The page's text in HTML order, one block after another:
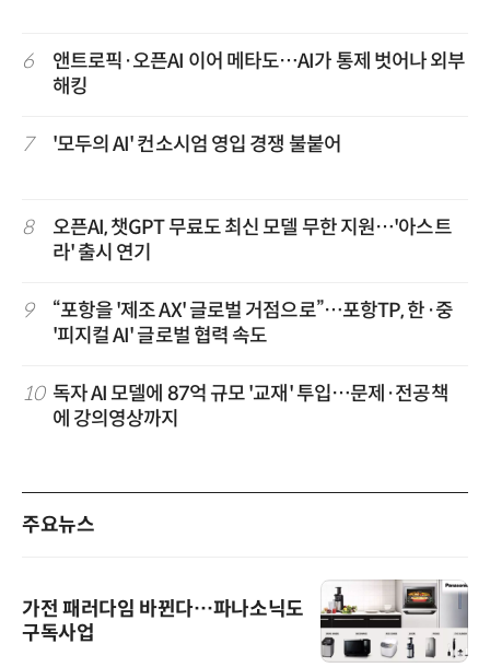
6
앤트로픽·오픈AI 이어 메타도…AI가 통제 벗어나 외부
해킹
7 '모두의 AI' 컨소시엄 영입 경쟁 불붙어
8
오픈AI, 챗GPT 무료도 최신 모델 무한 지원…'아스트
라' 출시 연기
9
“포항을 '제조 AX' 글로벌 거점으로”…포항TP, 한·중
'피지컬 AI' 글로벌 협력 속도
10 독자 AI 모델에 87억 규모 '교재' 투입…문제·전공책
에 강의영상까지
주요뉴스
가전 패러다임 바뀐다…파나소닉도
구독사업